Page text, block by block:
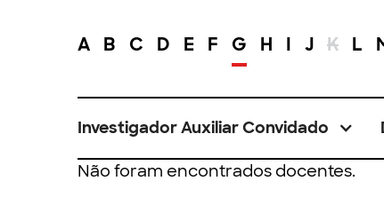
A B C D E F G H I J K L
Investigador Auxiliar Convidado
Não foram encontrados docentes.